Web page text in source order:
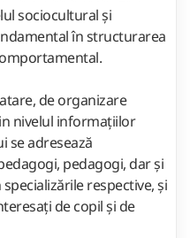
sociocultural și
în structurarea
de organizare
nivelul informațiilor
se adresează
pedagogi, dar și
respective, și
de copil și de